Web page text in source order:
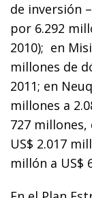
de inversión
por 6.292
2010); en
millones de
2011; en
millones a
727 millones,
US$ 2.017
millón a US$